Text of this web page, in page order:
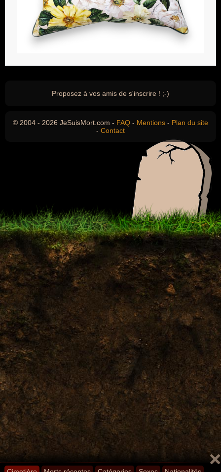
Proposez à vos amis de s'inscrire ! ;-)
© 2004 - 2026 JeSuisMort.com - FAQ - Mentions - Plan du site
- Contact